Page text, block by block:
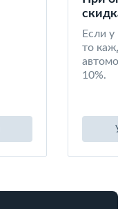
скидка
Если у
то
10%.